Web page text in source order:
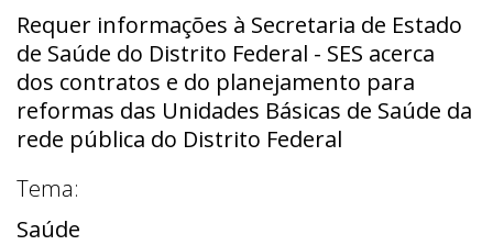
Requer informações à Secretaria de Estado
de Saúde do Distrito Federal - SES acerca
dos contratos e do planejamento para
reformas das Unidades Básicas de Saúde da
rede pública do Distrito Federal
Tema:
Saúde